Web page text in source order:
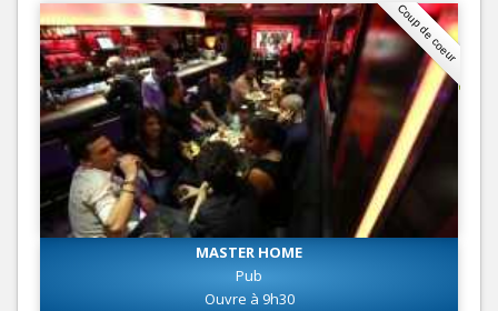
Coup de coeur
MASTER HOME
Pub
Ouvre à 9h30